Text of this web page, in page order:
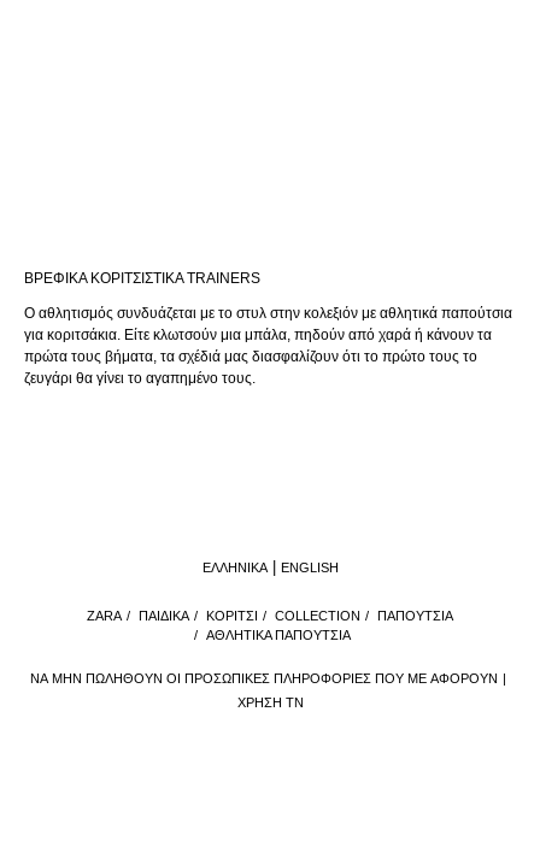
ΒΡΕΦΙΚΆ ΚΟΡΙΤΣΊΣΤΙΚΑ TRAINERS
Ο αθλητισμός συνδυάζεται με το στυλ στην κολεξιόν με αθλητικά παπούτσια
για κοριτσάκια. Είτε κλωτσούν μια μπάλα, πηδούν από χαρά ή κάνουν τα
πρώτα τους βήματα, τα σχέδιά μας διασφαλίζουν ότι το πρώτο τους το
ζευγάρι θα γίνει το αγαπημένο τους.
ΝΑ ΜΗΝ ΠΩΛΗΘΟΎΝ ΟΙ ΠΡΟΣΩΠΙΚΈΣ ΠΛΗΡΟΦΟΡΊΕΣ ΠΟΥ ΜΕ ΑΦΟΡΟΎΝ
ΧΡΉΣΗ ΤΝ
ZARA / ΠΑΙΔΙΚΑ / ΚΟΡΙΤΣΙ / COLLECTION / ΠΑΠΟΥΤΣΙΑ
/ ΑΘΛΗΤΙΚΑ ΠΑΠΟΥΤΣΙΑ
ΕΛΛΗΝΙΚΆ ENGLISH